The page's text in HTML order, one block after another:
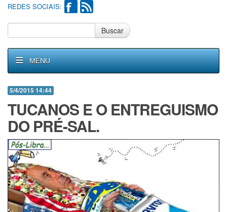
REDES SOCIAIS:
Buscar
MENU
5/4/2015 14:44
TUCANOS E O ENTREGUISMO
DO PRÉ-SAL.